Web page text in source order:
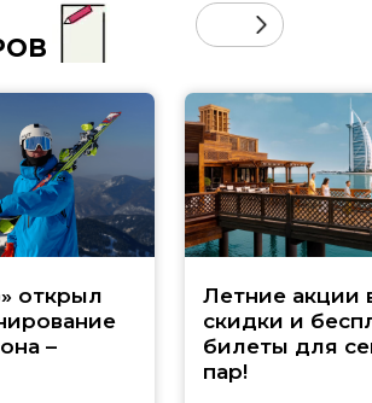
открыл
–
Летние акции
скидки и
билеты для
пар!